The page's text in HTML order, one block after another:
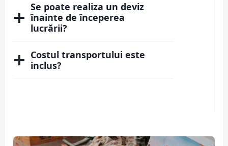
Se poate realiza un deviz
înainte de începerea
lucrării?
Costul transportului este
inclus?